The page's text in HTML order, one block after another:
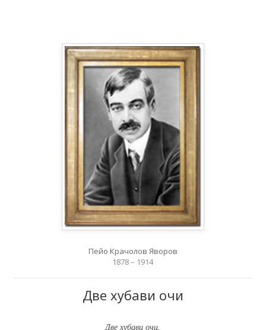
Пейо Крачолов Яворов
1878 – 1914
Две хубави очи
Две хубави очи.